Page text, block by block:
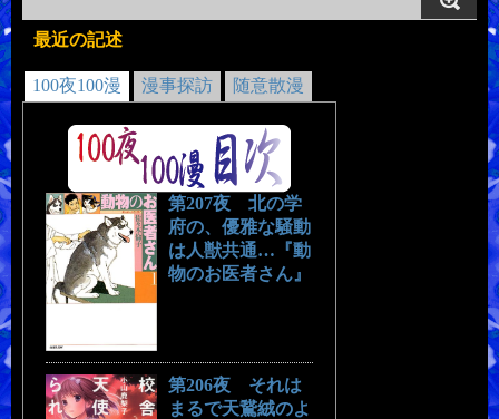
最近の記述
100夜100漫 漫事探訪 随意散漫
第207夜 北の学
府の、優雅な騒動
は人獣共通…『動
物のお医者さん』
第206夜 それは
まるで天鵞絨のよ